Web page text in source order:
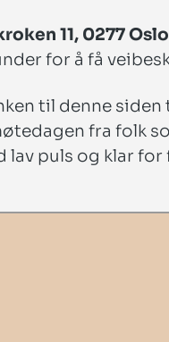
11, 0277
for å få
til denne siden
fra folk
lav puls og klar